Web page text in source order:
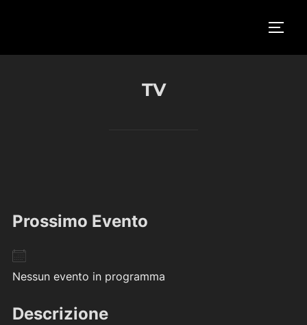
TV
Prossimo Evento
Nessun evento in programma
Descrizione